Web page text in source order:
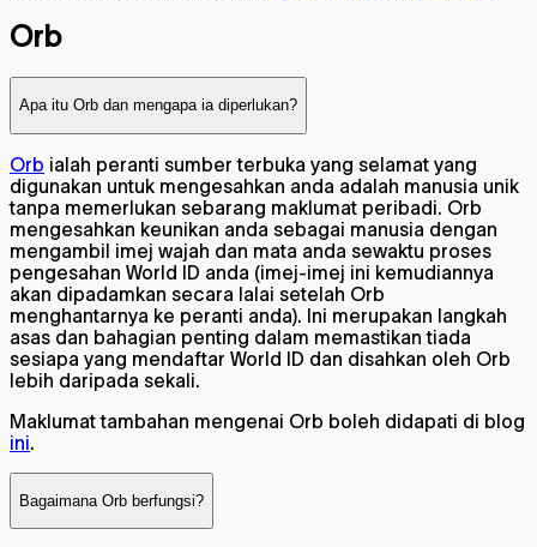
Orb
Apa itu Orb dan mengapa ia diperlukan?
Orb ialah peranti sumber terbuka yang selamat yang
digunakan untuk mengesahkan anda adalah manusia unik
tanpa memerlukan sebarang maklumat peribadi. Orb
mengesahkan keunikan anda sebagai manusia dengan
mengambil imej wajah dan mata anda sewaktu proses
pengesahan World ID anda (imej-imej ini kemudiannya
akan dipadamkan secara lalai setelah Orb
menghantarnya ke peranti anda). Ini merupakan langkah
asas dan bahagian penting dalam memastikan tiada
sesiapa yang mendaftar World ID dan disahkan oleh Orb
lebih daripada sekali.
Maklumat tambahan mengenai Orb boleh didapati di blog
ini.
Bagaimana Orb berfungsi?